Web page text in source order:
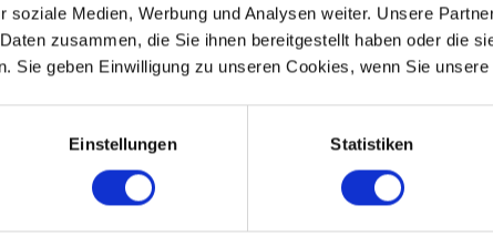
soziale Medien, Werbung und Analysen weiter. Unsere
zusammen, die Sie ihnen bereitgestellt haben oder die
Sie geben Einwilligung zu unseren Cookies, wenn Sie
Einstellungen Statistiken